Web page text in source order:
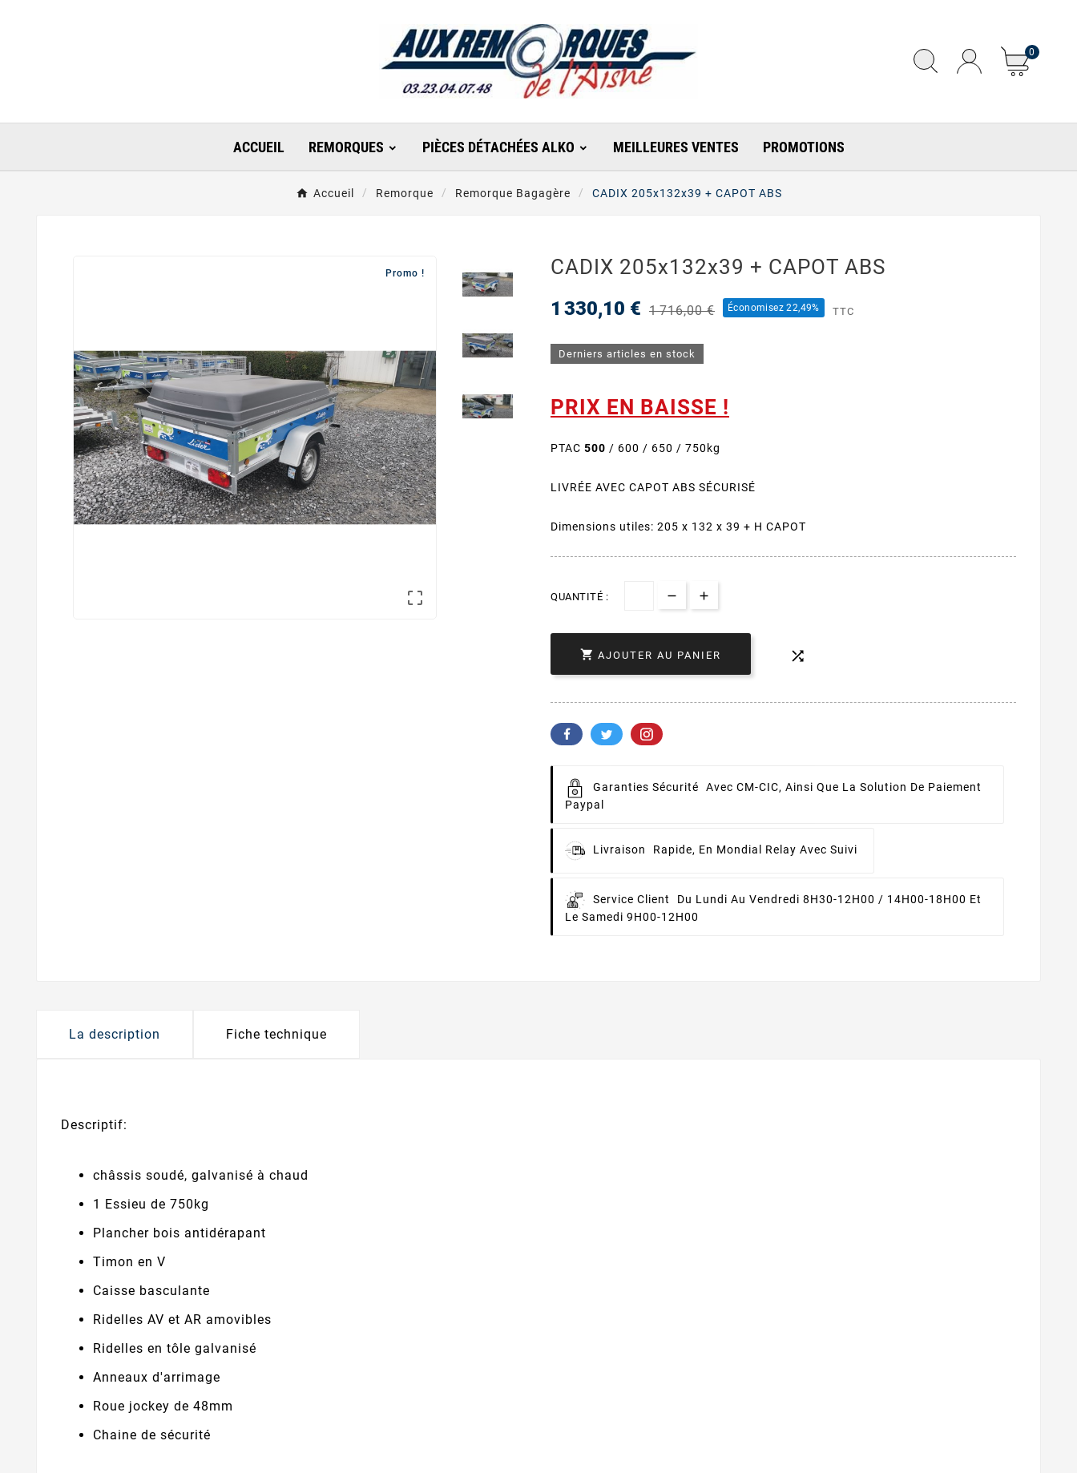
0
ACCUEIL REMORQUES PIÈCES DÉTACHÉES ALKO MEILLEURES VENTES PROMOTIONS
Accueil Remorque Remorque Bagagère CADIX 205x132x39 + CAPOT ABS
Promo !

CADIX 205x132x39 + CAPOT ABS
1 330,10 € 1 716,00 € Économisez 22,49% TTC
Derniers articles en stock
PRIX EN BAISSE !
PTAC 500 / 600 / 650 / 750kg
LIVRÉE AVEC CAPOT ABS SÉCURISÉ
Dimensions utiles: 205 x 132 x 39 + H CAPOT
QUANTITÉ :
 AJOUTER AU PANIER 
Garanties Sécurité
Avec CM-CIC, Ainsi Que La Solution De Paiement
Paypal
Livraison Rapide, En Mondial Relay Avec Suivi
Service Client
Du Lundi Au Vendredi 8H30-12H00 / 14H00-18H00 Et
Le Samedi 9H00-12H00
La description Fiche technique
Descriptif:
châssis soudé, galvanisé à chaud
1 Essieu de 750kg
Plancher bois antidérapant
Timon en V
Caisse basculante
Ridelles AV et AR amovibles
Ridelles en tôle galvanisé
Anneaux d'arrimage
Roue jockey de 48mm
Chaine de sécurité